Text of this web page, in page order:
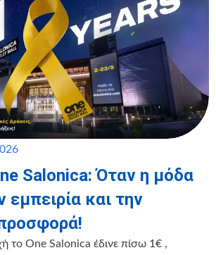
Salonica: Όταν η μόδα
εμπειρία και την
το One Salonica έδινε πίσω 1€ ,